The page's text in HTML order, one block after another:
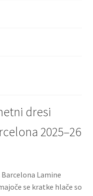
dresi
2025–26
Lamine
se kratke hlače so